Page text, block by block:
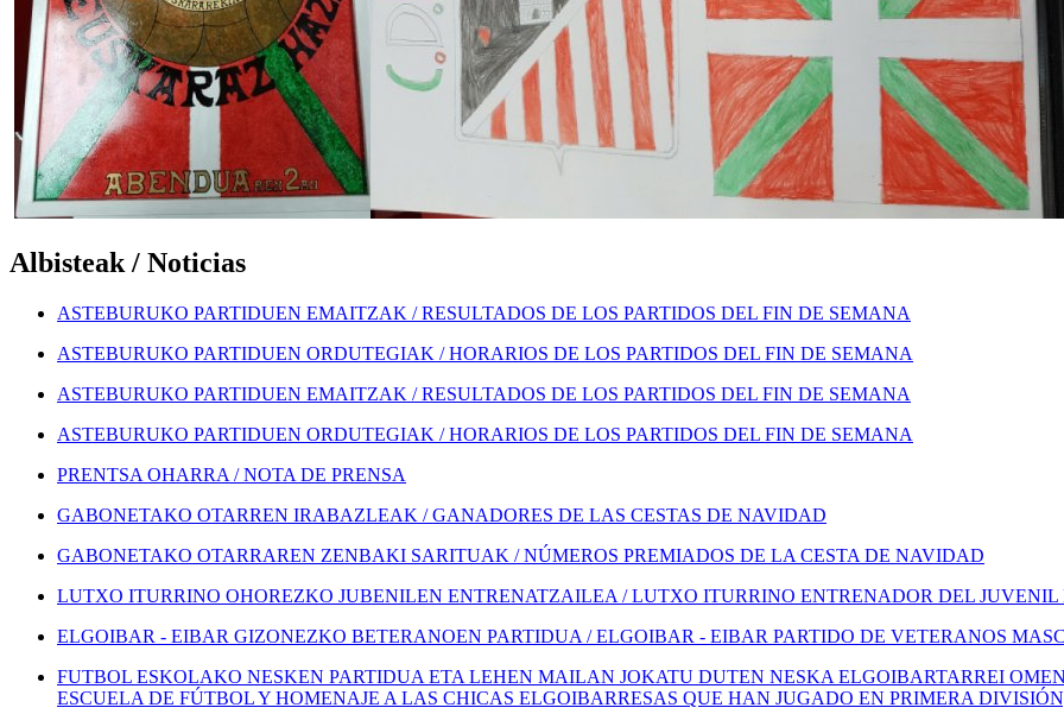
Albisteak / Noticias
ASTEBURUKO PARTIDUEN EMAITZAK / RESULTADOS DE LOS PARTIDOS DEL FIN DE SEMANA
ASTEBURUKO PARTIDUEN ORDUTEGIAK / HORARIOS DE LOS PARTIDOS DEL FIN DE SEMANA
ASTEBURUKO PARTIDUEN EMAITZAK / RESULTADOS DE LOS PARTIDOS DEL FIN DE SEMANA
ASTEBURUKO PARTIDUEN ORDUTEGIAK / HORARIOS DE LOS PARTIDOS DEL FIN DE SEMANA
PRENTSA OHARRA / NOTA DE PRENSA
GABONETAKO OTARREN IRABAZLEAK / GANADORES DE LAS CESTAS DE NAVIDAD
GABONETAKO OTARRAREN ZENBAKI SARITUAK / NÚMEROS PREMIADOS DE LA CESTA DE NAVIDAD
LUTXO ITURRINO OHOREZKO JUBENILEN ENTRENATZAILEA / LUTXO ITURRINO ENTRENADOR DEL JUVENIL
ELGOIBAR - EIBAR GIZONEZKO BETERANOEN PARTIDUA / ELGOIBAR - EIBAR PARTIDO DE VETERANOS
FUTBOL ESKOLAKO NESKEN PARTIDUA ETA LEHEN MAILAN JOKATU DUTEN NESKA ELGOIBARTARREI
ESCUELA DE FÚTBOL Y HOMENAJE A LAS CHICAS ELGOIBARRESAS QUE HAN JUGADO EN PRIMERA